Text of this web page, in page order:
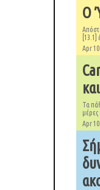
Ο
[13.1]
Apr 10
Τα
μέρες
Apr 10